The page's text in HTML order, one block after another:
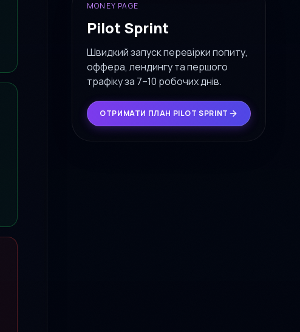
MONEY PAGE
Pilot Sprint
Швидкий запуск перевірки попиту,
оффера, лендингу та першого
трафіку за 7–10 робочих днів.
ОТРИМАТИ ПЛАН PILOT SPRINT